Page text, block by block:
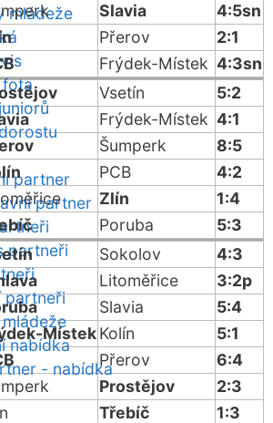
mládeže
fota
partner
partner
partneři
partneři
nabídka
- nabídka
Slavia
4:5sn
Přerov
2:1
Frýdek-Místek 4:3sn
Vsetín
5:2
Frýdek-Místek 4:1
Šumperk
8:5
PCB
4:2
Zlín
1:4
Poruba
5:3
Sokolov
4:3
Litoměřice
3:2p
Slavia
5:4
MístekKolín
5:1
Přerov
6:4
Prostějov
2:3
Třebíč
1:3